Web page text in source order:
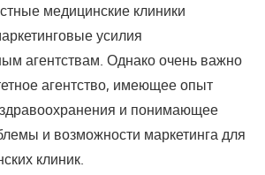
медицинские клиники
усилия
агентствам. Однако очень важно
агентство, имеющее опыт
и понимающее
и возможности маркетинга для
клиник.